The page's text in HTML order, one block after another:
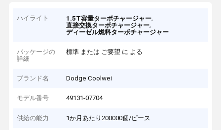
ハイライト 1.5T容量ターボチャージャー,
直接交換ターボチャージャー,
ディーゼル燃料ターボチャージャー
パッケージの
詳細
標準 または ご要望 に よる
ブランド名 Dodge Coolwei
モデル番号 49131-07704
供給の能力 1か月あたり200000個/ピース